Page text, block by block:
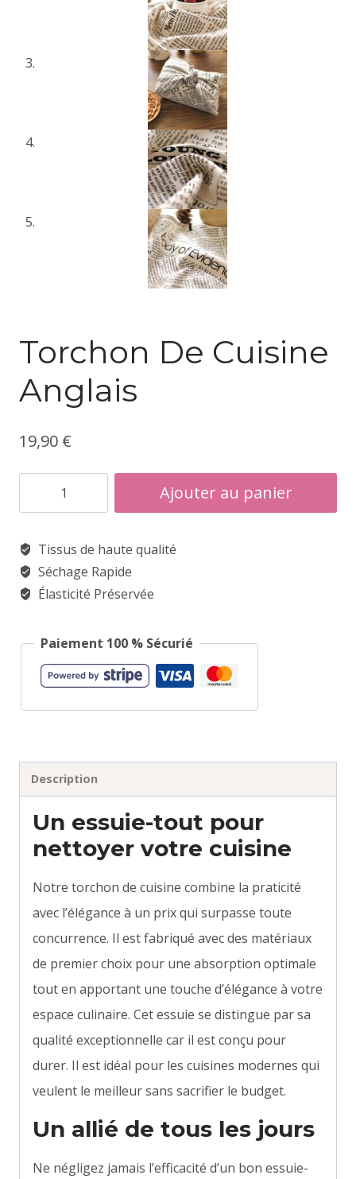
Torchon De Cuisine
Anglais
19,90 €
quantité
de
De
Cuisine
Ajouter au panier
Tissus de haute qualité
Séchage Rapide
Élasticité Préservée
Paiement 100 % Sécurié
Description
Un essuie-tout pour
nettoyer votre cuisine
Notre torchon de cuisine combine la praticité
avec l’élégance à un prix qui surpasse toute
concurrence. Il est fabriqué avec des matériaux
de premier choix pour une absorption optimale
tout en apportant une touche d’élégance à votre
espace culinaire. Cet essuie se distingue par sa
qualité exceptionnelle car il est conçu pour
durer. Il est idéal pour les cuisines modernes qui
veulent le meilleur sans sacrifier le budget.
Un allié de tous les jours
Ne négligez jamais l’efficacité d’un bon essuie-